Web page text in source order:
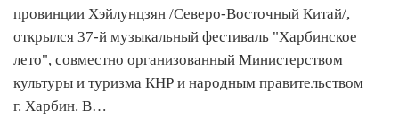
провинции Хэйлунцзян /Северо-Восточный Китай/,
открылся 37-й музыкальный фестиваль "Харбинское
лето", совместно организованный Министерством
культуры и туризма КНР и народным правительством
г. Харбин. В…